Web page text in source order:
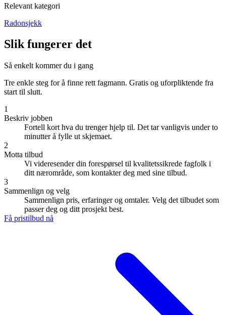
Relevant kategori
Radonsjekk
Slik fungerer det
Så enkelt kommer du i gang
Tre enkle steg for å finne rett fagmann. Gratis og uforpliktende fra
start til slutt.
1
Beskriv jobben
Fortell kort hva du trenger hjelp til. Det tar vanligvis under to
minutter å fylle ut skjemaet.
2
Motta tilbud
Vi videresender din forespørsel til kvalitetssikrede fagfolk i
ditt nærområde, som kontakter deg med sine tilbud.
3
Sammenlign og velg
Sammenlign pris, erfaringer og omtaler. Velg det tilbudet som
passer deg og ditt prosjekt best.
Få pristilbud nå